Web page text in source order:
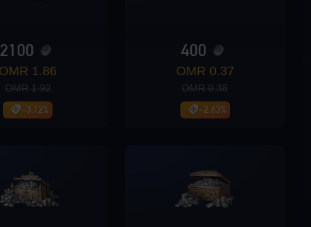
400
0.37 OMR
0.38 OMR
-2.63%
2100
1.86 OMR
1.92 OMR
-3.12%